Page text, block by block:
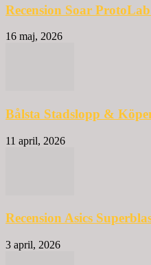
Recension Soar
16 maj, 2026
Bålsta Stadslopp &
11 april, 2026
Recension Asics
3 april, 2026